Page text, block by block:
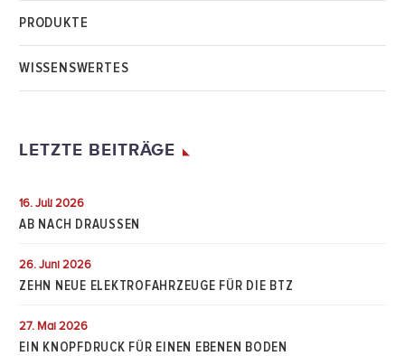
PRODUKTE
WISSENSWERTES
LETZTE BEITRÄGE
16. Juli 2026
AB NACH DRAUSSEN
26. Juni 2026
ZEHN NEUE ELEKTROFAHRZEUGE FÜR DIE BTZ
27. Mai 2026
EIN KNOPFDRUCK FÜR EINEN EBENEN BODEN